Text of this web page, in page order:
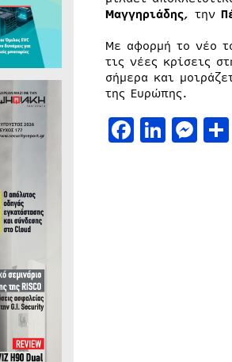
Μαγγηριάδης, την
Με αφορμή το νέο
τις νέες κρίσεις
σήμερα και
της Ευρώπης.
Facebook